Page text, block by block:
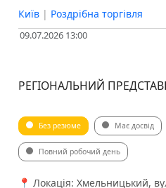
Київ | Роздрібна торгівля
09.07.2026 13:00
РЕГІОНАЛЬНИЙ
Без резюме Має досвід
Повний робочий день
📍 Локація: Хмельницький,